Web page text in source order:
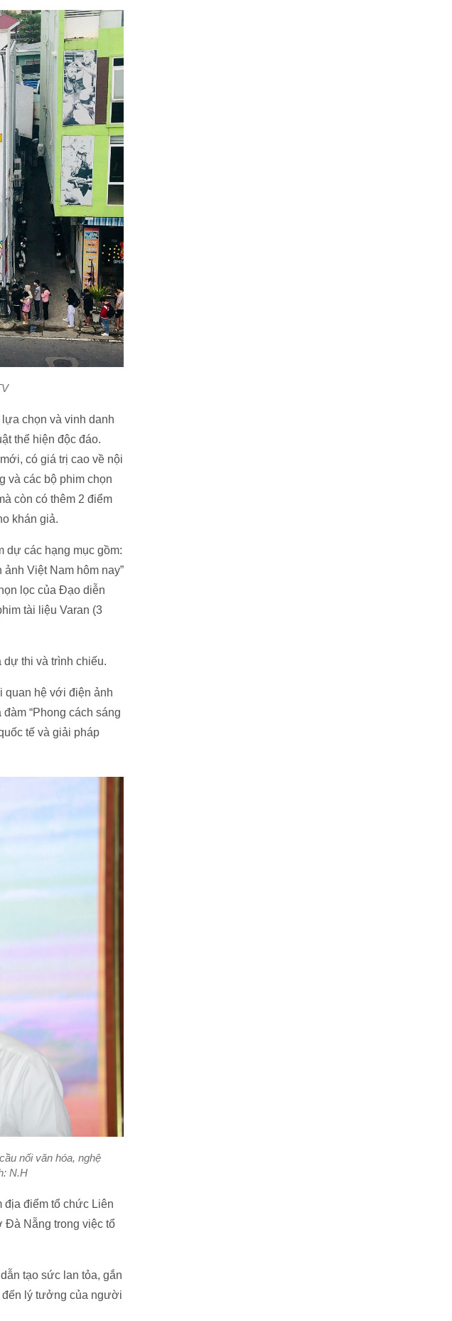
chọn và vinh danh
thể hiện độc đáo.
có giá trị cao về nội
và các bộ phim chọn
còn có thêm 2 điểm
khán giả.
dự các hạng mục gồm:
Việt Nam hôm nay”
lọc của Đạo diễn
tài liệu Varan (3
dự thi và trình chiếu.
quan hệ với điện ảnh
“Phong cách sáng
tế và giải pháp
nối văn hóa, nghệ
N.H
điểm tổ chức Liên
Đà Nẵng trong việc tổ
tạo sức lan tỏa, gắn
đến lý tưởng của người